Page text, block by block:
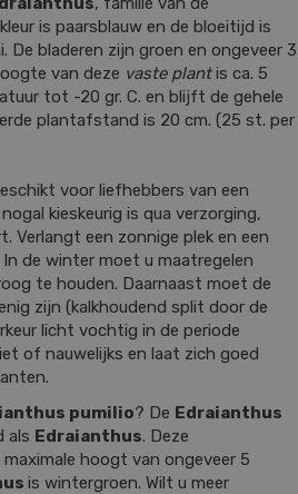
is paarsblauw en de bloeitijd is
De bladeren zijn groen en ongeveer 3
van deze vaste plantis ca. 5
tot -20 gr. C. en blijft de gehele
plantafstand is 20 cm. (25 st. per
voor liefhebbers van een
kieskeurig is qua verzorging,
Verlangt een zonnige plek en een
de winter moet u maatregelen
te houden. Daarnaast moet de
zijn (kalkhoudend split door de
licht vochtig in de periode
of nauwelijks en laat zich goed
pumilio? De Edraianthus
als Edraianthus. Deze
hoogt van ongeveer 5
is wintergroen. Wilt u meer